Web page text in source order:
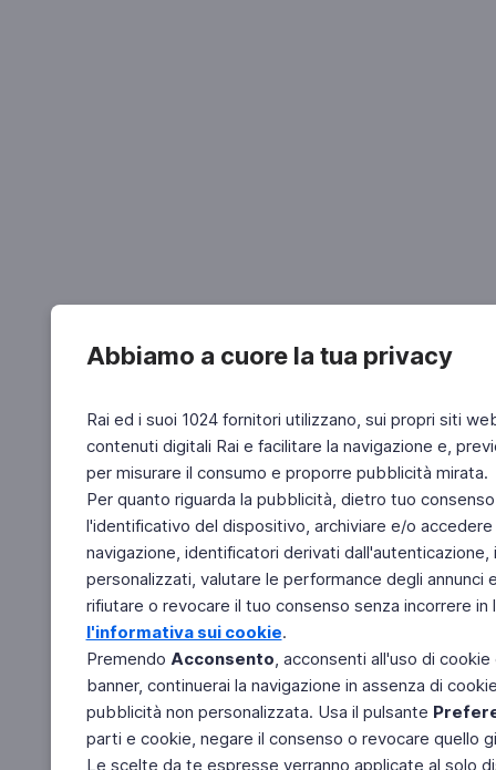
Abbiamo a cuore la tua privacy
Rai ed i suoi 1024 fornitori utilizzano, sui propri siti
contenuti digitali Rai e facilitare la navigazione e,
per misurare il consumo e proporre pubblicità mirata.
Per quanto riguarda la pubblicità, dietro tuo
l'identificativo del dispositivo, archiviare e/o
navigazione, identificatori derivati
personalizzati, valutare le performance degli
rifiutare o revocare il tuo consenso senza incorrere
l'informativa sui cookie.
Premendo Acconsento, acconsenti all'uso di
banner, continuerai la navigazione in assenza di
pubblicità non personalizzata. Usa il pulsante
parti e cookie, negare il consenso o revocare quello
Le scelte da te espresse verranno applicate al solo